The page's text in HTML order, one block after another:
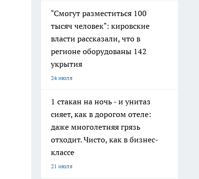
"Смогут разместиться 100
тысяч человек": кировские
власти рассказали, что в
регионе оборудованы 142
укрытия
24 июля
1 стакан на ночь - и унитаз
сияет, как в дорогом отеле:
даже многолетняя грязь
отходит. Чисто, как в бизнес-
классе
21 июля